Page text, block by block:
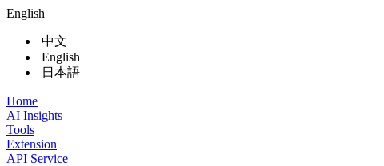
English
中文
English
日本語
Home
AI Insights
Tools
Extension
API Service